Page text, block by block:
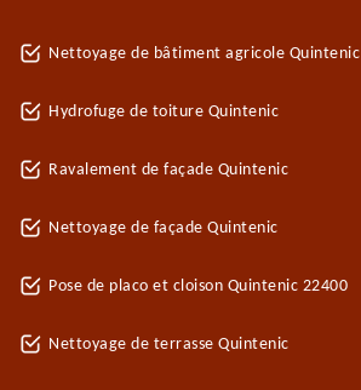
Nettoyage de bâtiment agricole Quintenic
Hydrofuge de toiture Quintenic
Ravalement de façade Quintenic
Nettoyage de façade Quintenic
Pose de placo et cloison Quintenic 22400
Nettoyage de terrasse Quintenic